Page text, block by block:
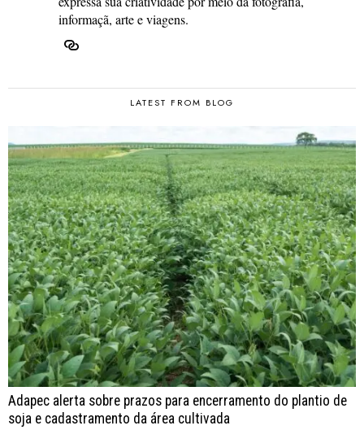
informaçã, arte e viagens.
LATEST FROM BLOG
Adapec alerta sobre prazos para encerramento do plantio de
soja e cadastramento da área cultivada